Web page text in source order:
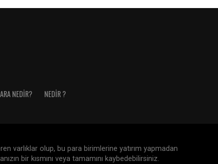
NEDIR? NEDIR ?
varlıklar olup, bu para birimlerine yatırım yapmadan
bir kısmını veya tamamını kaybedebilirsiniz.